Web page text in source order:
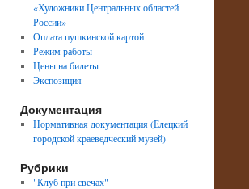
«Художники Центральных областей
России»
Оплата пушкинской картой
Режим работы
Цены на билеты
Экспозиция
Документация
Нормативная документация (Елецкий
городской краеведческий музей)
Рубрики
"Клуб при свечах"